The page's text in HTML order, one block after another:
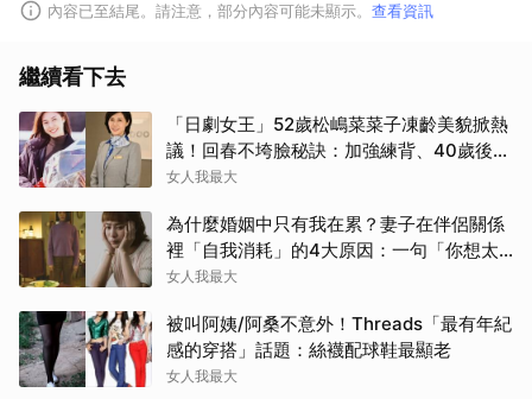
內容已至結尾。請注意，部分內容可能未顯示。 查看資訊
繼續看下去
「日劇女王」52歲松嶋菜菜子凍齡美貌掀熱
議！回春不垮臉秘訣：加強練背、40歲後飲
食是關鍵！
女人我最大
為什麼婚姻中只有我在累？妻子在伴侶關係
裡「自我消耗」的4大原因：一句「你想太
多」讓人無奈
女人我最大
被叫阿姨/阿桑不意外！Threads「最有年紀
感的穿搭」話題：絲襪配球鞋最顯老
女人我最大